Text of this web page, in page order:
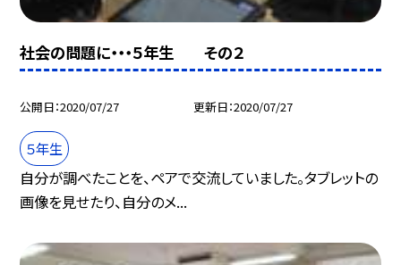
社会の問題に・・・５年生 その２
公開日 2020/07/27 更新日 2020/07/27
５年生
自分が調べたことを、ペアで交流していました。タブレットの
画像を見せたり、自分のメ...